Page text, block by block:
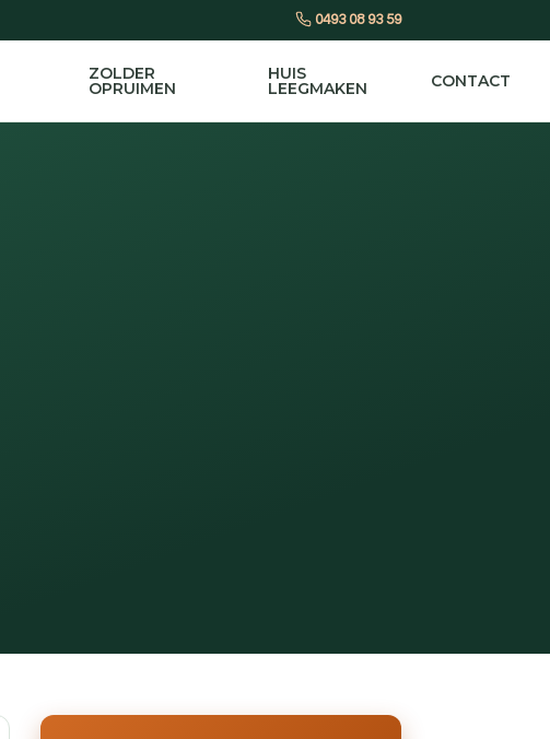
0493 08 93 59
ZOLDER
OPRUIMEN
HUIS
LEEGMAKEN CONTACT